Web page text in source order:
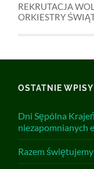
REKRUTACJA
ORKIESTRY
OSTATNIE WPISY
Dni Sępólna
niezapomnianych
Razem